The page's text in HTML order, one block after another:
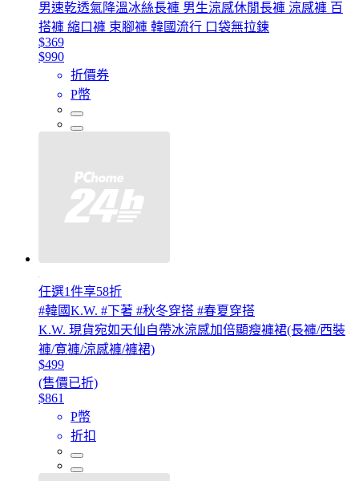
男速乾透氣降溫冰絲長褲 男生涼感休閒長褲 涼感褲 百
搭褲 縮口褲 束腳褲 韓國流行 口袋無拉鍊
$369
$990
折價券
P幣
任選1件享58折
#韓國K.W. #下著 #秋冬穿搭 #春夏穿搭
K.W. 現貨宛如天仙自帶冰涼感加倍顯瘦褲裙(長褲/西裝
褲/寛褲/涼感褲/褲裙)
$499
(售價已折)
$861
P幣
折扣